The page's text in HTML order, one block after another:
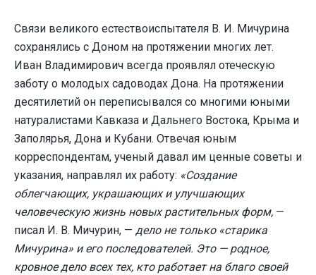
Связи великого естествоиспытателя В. И. Мичурина
сохранялись с Доном на протяжении многих лет.
Иван Владимирович всегда проявлял отеческую
заботу о молодых садоводах Дона. На протяжении
десятилетий он переписывался со многими юными
натуралистами Кавказа и Дальнего Востока, Крыма и
Заполярья, Дона и Кубани. Отвечая юным
корреспондентам, ученый давал им ценные советы и
указания, направлял их работу: «Создание
облегчающих, украшающих и улучшающих
человеческую жизнь новых растительных форм, —
писал И. В. Мичурин, — дело не только «старика
Мичурина» и его последователей. Это — родное,
кровное дело всех тех, кто работает на благо своей